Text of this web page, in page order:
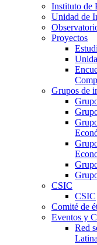
Instituto de
Unidad de
Proyectos
Grupos de
CSIC
CSIC
Comité de
Eventos y
Red